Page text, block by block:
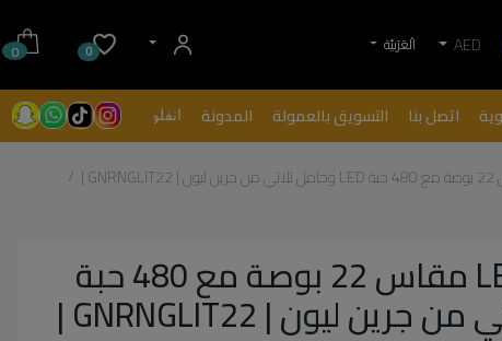
AED الْعَرَبيّة 0
0
اتصل بنا التسويق بالعمولة المدونة انفلونسرز
إضاءة حلقية LED مقاس 22 بوصة مع 480 حبة